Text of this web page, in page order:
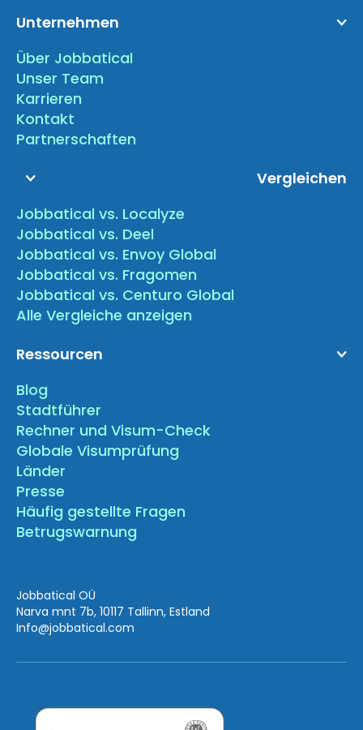
Unternehmen
Über Jobbatical
Unser Team
Karrieren
Kontakt
Partnerschaften
Vergleichen
Jobbatical vs. Localyze
Jobbatical vs. Deel
Jobbatical vs. Envoy Global
Jobbatical vs. Fragomen
Jobbatical vs. Centuro Global
Alle Vergleiche anzeigen
Ressourcen
Blog
Stadtführer
Rechner und Visum-Check
Globale Visumprüfung
Länder
Presse
Häufig gestellte Fragen
Betrugswarnung
Jobbatical OÜ
Narva mnt 7b, 10117 Tallinn, Estland
Info@jobbatical.com